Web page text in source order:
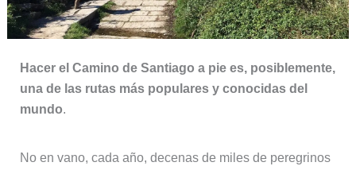
Hacer el Camino de Santiago a pie es, posiblemente,
una de las rutas más populares y conocidas del
mundo.
No en vano, cada año, decenas de miles de peregrinos